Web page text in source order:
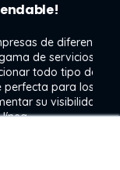
de diferentes
servicios
todo tipo de
para los
su visibilidad e